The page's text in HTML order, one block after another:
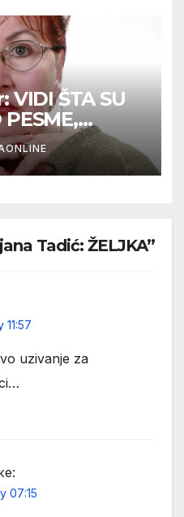
VIDI ŠTA SU
Tadić: ŽELJKA”
11:57
uzivanje za
07:15